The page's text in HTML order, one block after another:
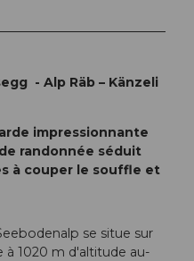
- Alp Räb – Känzeli
impressionnante
randonnée séduit
à couper le souffle et
se situe sur
à 1020 m d'altitude au-